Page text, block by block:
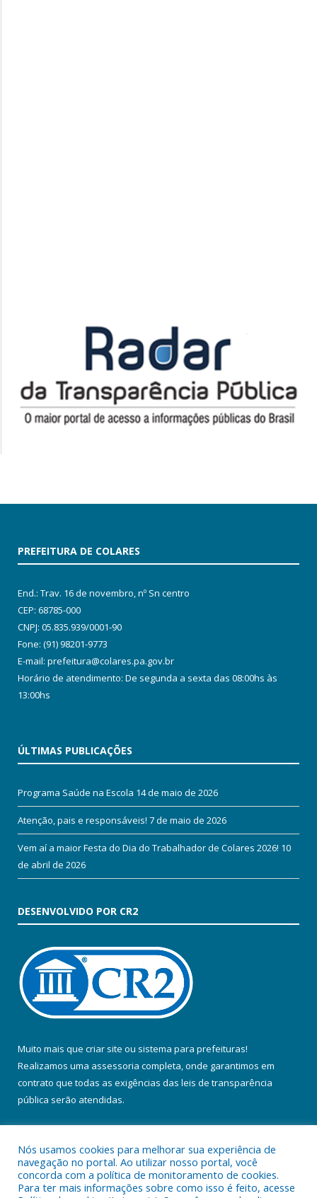
PREFEITURA DE COLARES
End.: Trav. 16 de novembro, nº Sn centro
CEP: 68785-000
CNPJ: 05.835.939/0001-90
Fone: (91) 98201-9773
E-mail: prefeitura@colares.pa.gov.br
Horário de atendimento: De segunda a sexta das 08:00hs às
13:00hs
ÚLTIMAS PUBLICAÇÕES
Programa Saúde na Escola 14 de maio de 2026
Atenção, pais e responsáveis! 7 de maio de 2026
Vem aí a maior Festa do Dia do Trabalhador de Colares 2026! 10
de abril de 2026
DESENVOLVIDO POR CR2
Muito mais que criar site ou sistema para prefeituras!
Realizamos uma assessoria completa, onde garantimos em
contrato que todas as exigências das leis de transparência
pública serão atendidas.
Nós usamos cookies para melhorar sua experiência de
navegação no portal. Ao utilizar nosso portal, você
concorda com a política de monitoramento de cookies.
Para ter mais informações sobre como isso é feito, acesse